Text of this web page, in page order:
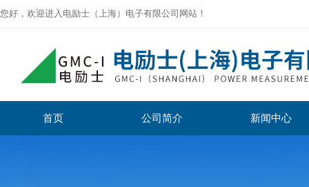
您好，欢迎进入电励士（上海）电子有限公司网站！
首页 公司简介 新闻中心